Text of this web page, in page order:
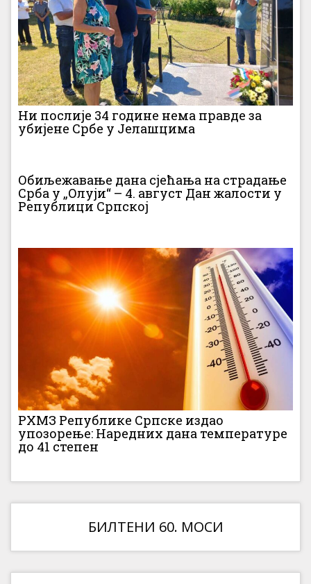
Ни послије 34 године нема правде за
убијене Србе у Јелашцима
Обиљежавање дана сјећања на страдање
Срба у „Олуји“ – 4. август Дан жалости у
Републици Српској
РХМЗ Републике Српске издао
упозорење: Наредних дана температуре
до 41 степен
БИЛТЕНИ 60. МОСИ